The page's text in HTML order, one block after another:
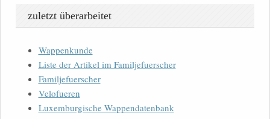
zuletzt überarbeitet
Wappenkunde
Liste der Artikel im Familjefuerscher
Familjefuerscher
Velofueren
Luxemburgische Wappendatenbank